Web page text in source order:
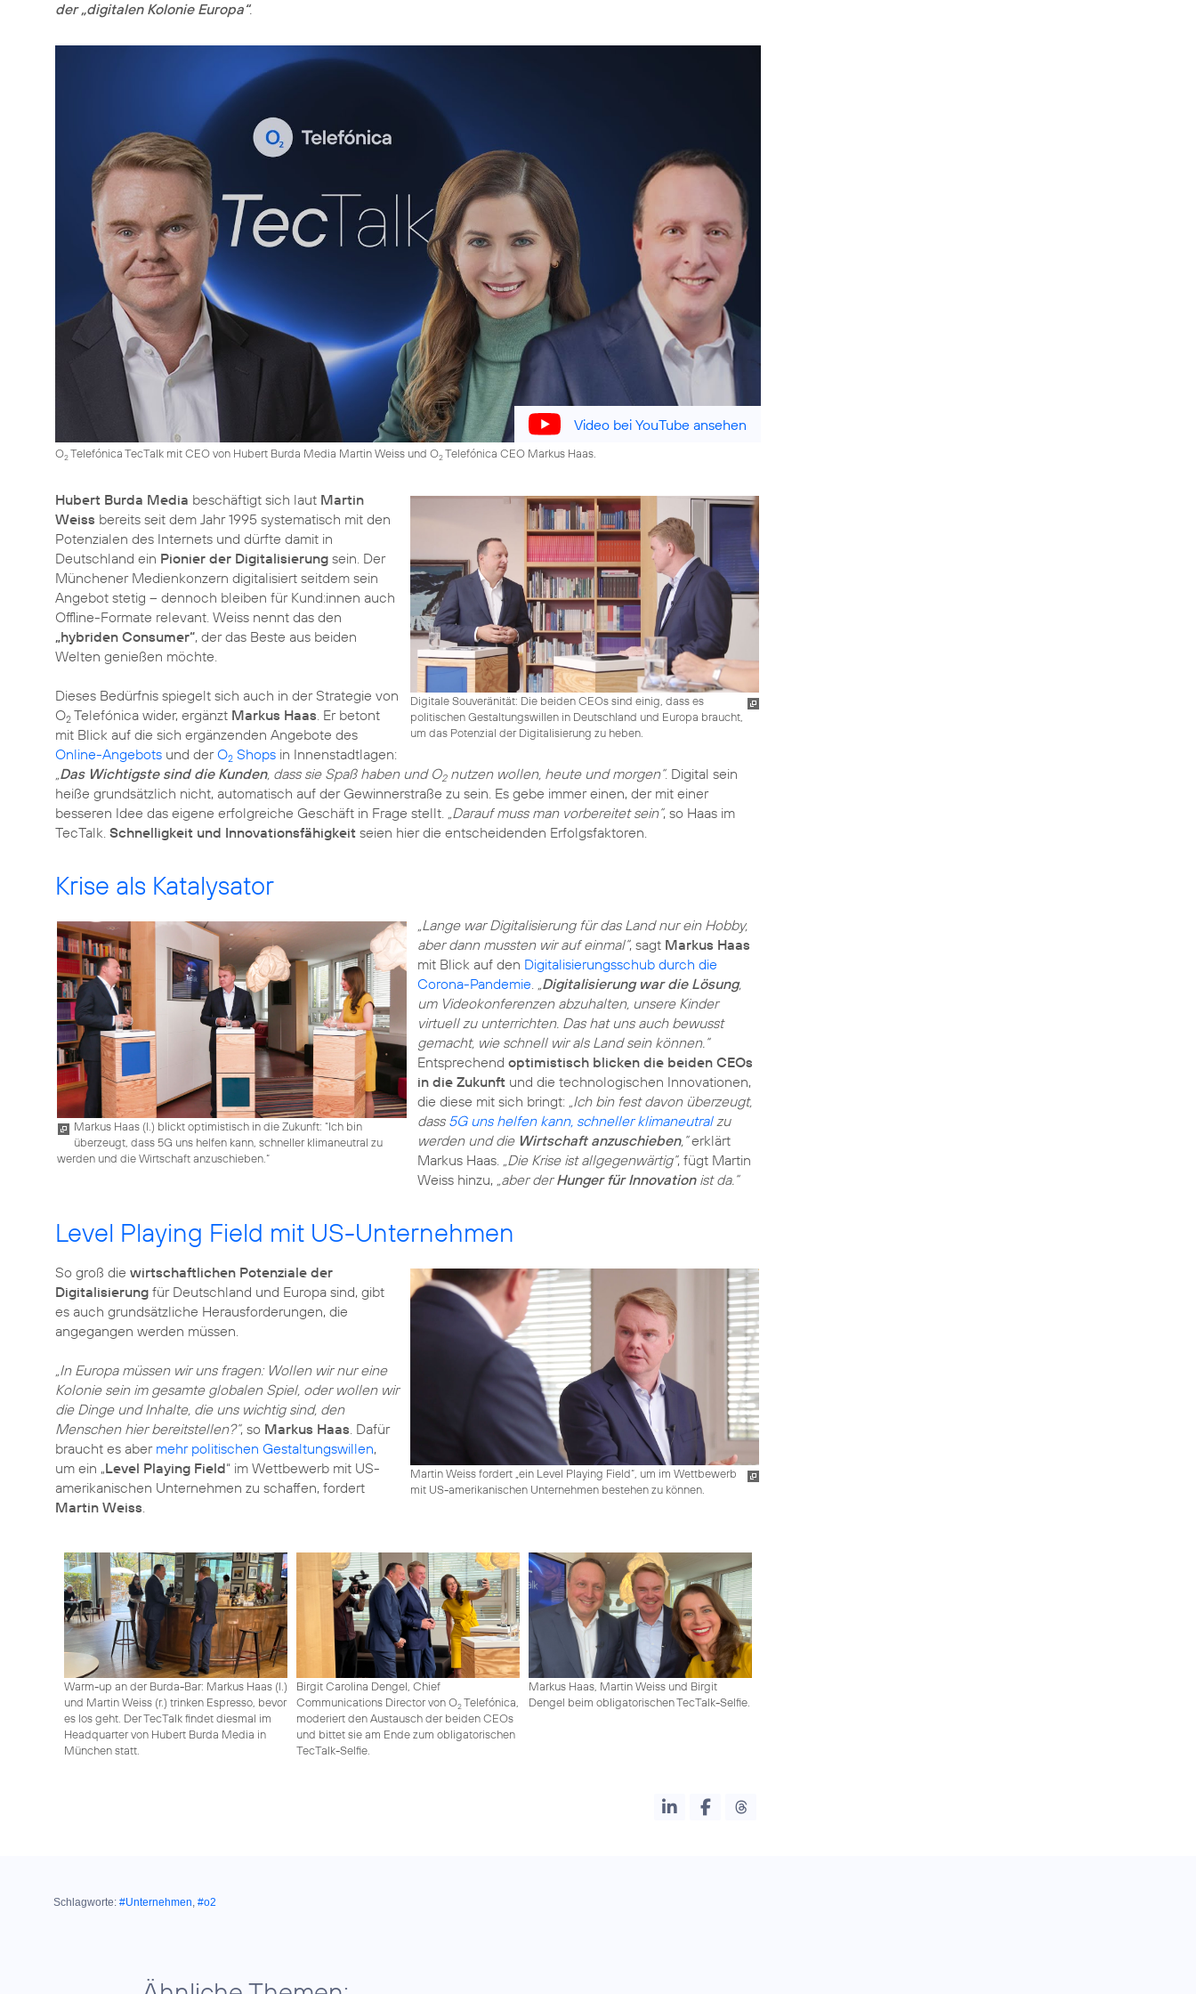
der „digitalen Kolonie Europa“.
Video bei YouTube ansehen
O2Telefónica TecTalk mit CEO von Hubert Burda Media Martin Weiss und O2Telefónica CEO Markus Haas.
Digitale Souveränität: Die beiden CEOs sind einig, dass es
politischen Gestaltungswillen in Deutschland und Europa braucht,
um das Potenzial der Digitalisierung zu heben.
Hubert Burda Media beschäftigt sich laut Martin
Weiss bereits seit dem Jahr 1995 systematisch mit den
Potenzialen des Internets und dürfte damit in
Deutschland ein Pionier der Digitalisierung sein. Der
Münchener Medienkonzern digitalisiert seitdem sein
Angebot stetig – dennoch bleiben für Kund:innen auch
Offline-Formate relevant. Weiss nennt das den
„hybriden Consumer“, der das Beste aus beiden
Welten genießen möchte.
Dieses Bedürfnis spiegelt sich auch in der Strategie von
O2 Telefónica wider, ergänzt Markus Haas. Er betont
mit Blick auf die sich ergänzenden Angebote des
Online-Angebots und derO2 Shops in Innenstadtlagen:
„Das Wichtigste sind die Kunden, dass sie Spaß haben und O2nutzen wollen, heute und morgen“. Digital sein
heiße grundsätzlich nicht, automatisch auf der Gewinnerstraße zu sein. Es gebe immer einen, der mit einer
besseren Idee das eigene erfolgreiche Geschäft in Frage stellt. „Darauf muss man vorbereitet sein“, so Haas im
TecTalk. Schnelligkeit und Innovationsfähigkeit
Krise als Katalysator
Markus Haas (l.) blickt optimistisch in die Zukunft: “Ich bin
überzeugt, dass 5G uns helfen kann, schneller klimaneutral zu
werden und die Wirtschaft anzuschieben.“
„Lange war Digitalisierung für das Land nur ein Hobby,
aber dann mussten wir auf einmal“, sagt Markus Haas
mit Blick auf den Digitalisierungsschub durch die
Corona-Pandemie. „Digitalisierung war die Lösung,
um Videokonferenzen abzuhalten, unsere Kinder
virtuell zu unterrichten. Das hat uns auch bewusst
gemacht, wie schnell wir als Land sein können.“
Entsprechend optimistisch blicken die beiden CEOs
in die Zukunft und die technologischen Innovationen,
die diese mit sich bringt: „Ich bin fest davon überzeugt,
dass 5G uns helfen kann, schneller klimaneutralzu
werden und die Wirtschaft anzuschieben,“erklärt
Markus Haas. „Die Krise ist allgegenwärtig“, fügt Martin
Weiss hinzu, „aber derHunger für Innovationist da.“
Level Playing Field mit US-Unternehmen
Martin Weiss fordert „ein Level Playing Field“, um im Wettbewerb
mit US-amerikanischen Unternehmen bestehen zu können.
So groß die wirtschaftlichen Potenziale der
Digitalisierung für Deutschland und Europa sind, gibt
es auch grundsätzliche Herausforderungen, die
angegangen werden müssen.
„In Europa müssen wir uns fragen: Wollen wir nur eine
Kolonie sein im gesamte globalen Spiel, oder wollen wir
die Dinge und Inhalte, die uns wichtig sind, den
Menschen hier bereitstellen?“, so Markus Haas. Dafür
braucht es aber mehr politischen Gestaltungswillen,
um ein „Level Playing Field“ im Wettbewerb mit US-
amerikanischen Unternehmen zu schaffen, fordert
Martin Weiss.
Warm-up an der Burda-Bar: Markus Haas (l.)
und Martin Weiss (r.) trinken Espresso, bevor
es los geht. Der TecTalk findet diesmal im
Headquarter von Hubert Burda Media in
München statt.
Birgit Carolina Dengel, Chief
Communications Director von O2Telefónica,
moderiert den Austausch der beiden CEOs
und bittet sie am Ende zum obligatorischen
TecTalk-Selfie.
Markus Haas, Martin Weiss und Birgit
Dengel beim obligatorischen TecTalk-Selfie.
Schlagworte: #Unternehmen, #o2